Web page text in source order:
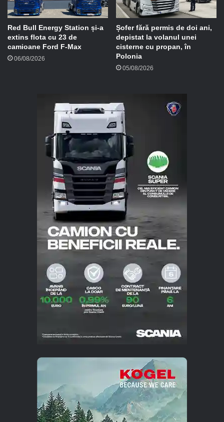
Red Bull Energy Station și-a
extins flota cu 23 de
camioane Ford F-Max
06/08/2026
Șofer fără permis de doi ani,
depistat la volanul unei
cisterne cu propan, în
Polonia
05/08/2026